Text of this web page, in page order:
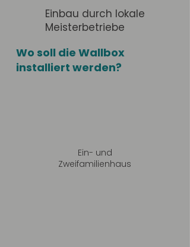
Einbau durch lokale
Meisterbetriebe
Wo soll die Wallbox
installiert werden?
Ein- und
Zweifamilienhaus